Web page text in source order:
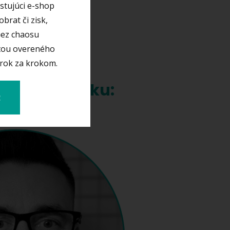
v Česku:
e-shop
či zisk,
chaosu
overeného
za krokom.